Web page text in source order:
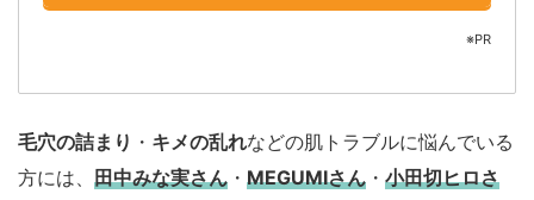
※PR
毛穴の詰まり ・ キメの乱れなどの肌トラブルに悩んでいる
方には、 田中みな実さん ・ MEGUMIさん ・ 小田切ヒロさ